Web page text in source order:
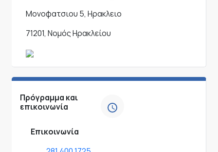
Μονοφατσιου 5, Ηρακλειο
71201, Νομός Ηρακλείου
Πρόγραμμα και
επικοινωνία
Επικοινωνία